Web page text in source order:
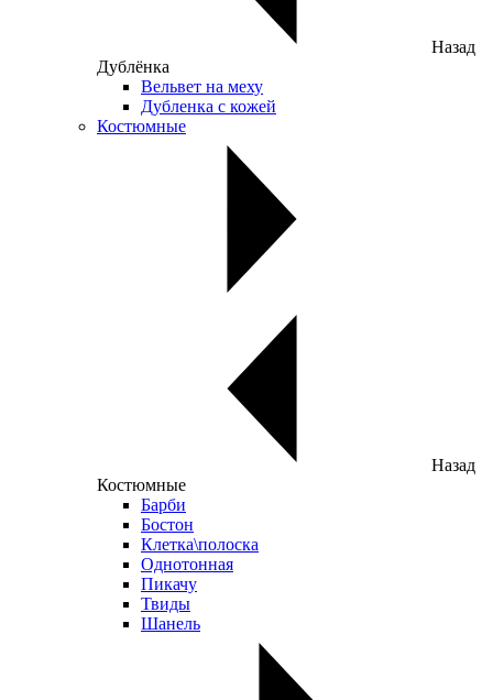
Назад
Дублёнка
Вельвет на меху
Дубленка с кожей
Костюмные
Назад
Костюмные
Барби
Бостон
Клетка\полоска
Однотонная
Пикачу
Твиды
Шанель